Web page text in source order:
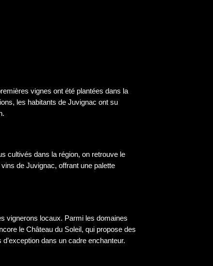
vignes ont été plantées dans la
les habitants de Juvignac ont su
cultivés dans la région, on retrouve le
de Juvignac, offrant une palette
vignerons locaux. Parmi les domaines
le Château du Soleil, qui propose des
dans un cadre enchanteur.